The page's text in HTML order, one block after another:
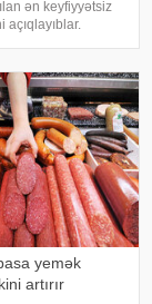
ən keyfiyyətsiz
açıqlayıblar.
mediaya istinadən
supermarketlərdək
yemək
artırır